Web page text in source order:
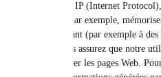
site. Votre navigateur stocke ces
vous êtes sur le site ou
modifier votre panier sans
configurer votre navigateur pour
information personnelle ou privée et